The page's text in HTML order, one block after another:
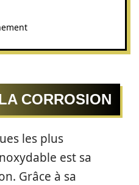
CORROSION
les plus
est sa
Grâce à sa